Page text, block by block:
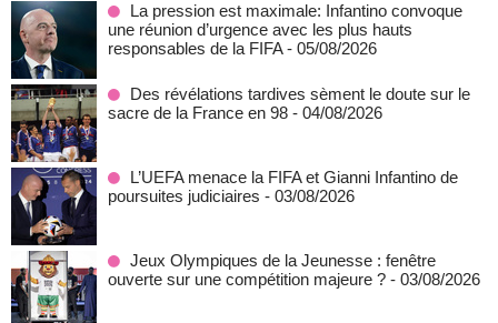
La pression est maximale: Infantino convoque
une réunion d’urgence avec les plus hauts
responsables de la FIFA - 05/08/2026
Des révélations tardives sèment le doute sur le
sacre de la France en 98 - 04/08/2026
L’UEFA menace la FIFA et Gianni Infantino de
poursuites judiciaires - 03/08/2026
Jeux Olympiques de la Jeunesse : fenêtre
ouverte sur une compétition majeure ? - 03/08/2026